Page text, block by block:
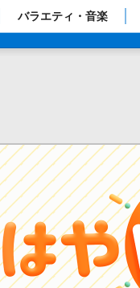
ページ
バラエティ・音楽